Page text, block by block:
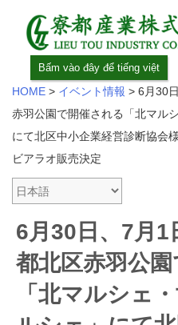
Bấm vào đây để tiếng việt
HOME > イベント情報 > 6月30
赤羽公園で開催される「北マル
にて北区中小企業経営診断協会
ビアラオ販売決定
6月30日、7月1
都北区赤羽公
「北マルシェ